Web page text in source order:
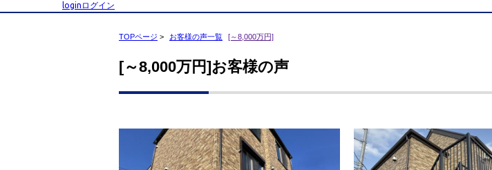
login ログイン
TOPページ > お客様の声一覧 [～8,000万円]
[～8,000万円]お客様の声